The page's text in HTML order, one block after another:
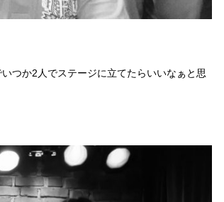
つか2人でステージに立てたらいいなぁと思